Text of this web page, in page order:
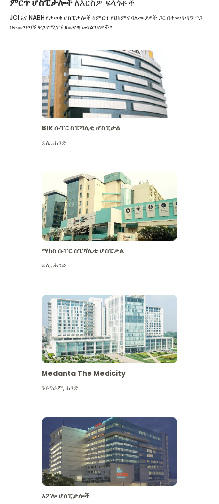
ምርጥ ሆስፒታሎችለእርስዎ ፍላጎቶች
JCI እና NABH የታወቁ ሆስፒታሎች ከምርጥ የህክምና ባለሙያዎች ጋር በተመጣጣኝ ዋጋ
በተመጣጣኝ ዋጋ የሚገኙ ዘመናዊ መገልገያዎች።
Blk ሱፐር ስፔሻሊቲ ሆስፒታል
ዴሊ,ሕንድ
ማክስ ሱፐር ስፔሻሊቲ ሆስፒታል
ዴሊ,ሕንድ
Medanta The Medicity
ጉሩግራም,ሕንድ
አፖሎ ሆስፒታሎች